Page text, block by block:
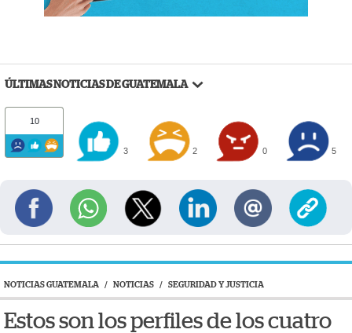
ÚLTIMAS NOTICIAS DE GUATEMALA
10
3 2 0 5
NOTICIAS GUATEMALA / NOTICIAS / SEGURIDAD Y JUSTICIA
Estos son los perfiles de los cuatro